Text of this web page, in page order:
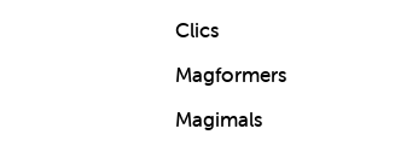
Clics
Magformers
Magimals